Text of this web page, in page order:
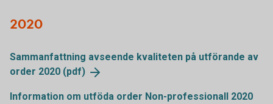
2020
Sammanfattning avseende kvaliteten på utförande av
order 2020 (pdf)
Information om utföda order Non-professionall 2020